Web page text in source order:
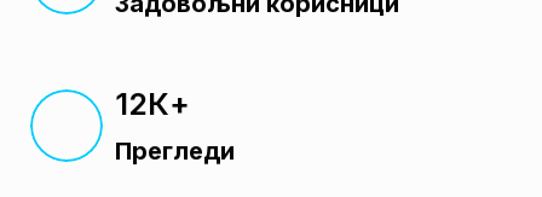
12К+
Прегледи